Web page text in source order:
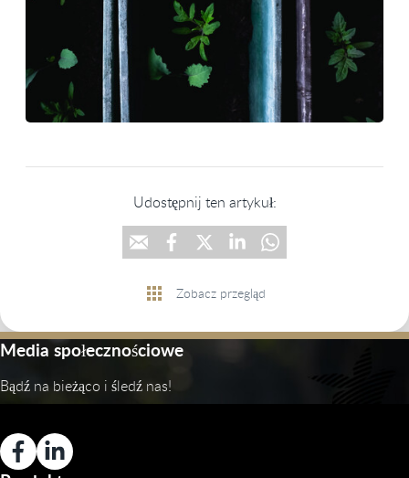
Udostępnij ten artykuł:
Zobacz przegląd
Media społecznościowe
Bądź na bieżąco i śledź nas!